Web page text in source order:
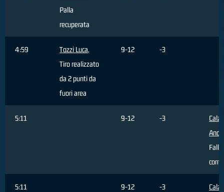
Palla
recuperata
4:59 Tozzi Luca,
Tiro realizzato
da 2 punti da
fuori area
9-12 -3
5:11 9-12 -3
Fallo
5:11 9-12 -3